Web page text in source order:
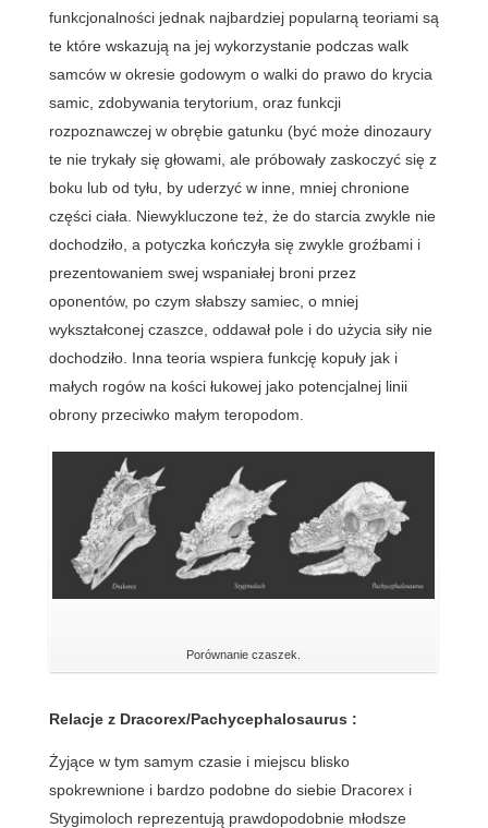
funkcjonalności jednak najbardziej popularną teoriami są
te które wskazują na jej wykorzystanie podczas walk
samców w okresie godowym o walki do prawo do krycia
samic, zdobywania terytorium, oraz funkcji
rozpoznawczej w obrębie gatunku (być może dinozaury
te nie trykały się głowami, ale próbowały zaskoczyć się z
boku lub od tyłu, by uderzyć w inne, mniej chronione
części ciała. Niewykluczone też, że do starcia zwykle nie
dochodziło, a potyczka kończyła się zwykle groźbami i
prezentowaniem swej wspaniałej broni przez
oponentów, po czym słabszy samiec, o mniej
wykształconej czaszce, oddawał pole i do użycia siły nie
dochodziło. Inna teoria wspiera funkcję kopuły jak i
małych rogów na kości łukowej jako potencjalnej linii
obrony przeciwko małym teropodom.
Porównanie czaszek.
Relacje z Dracorex/Pachycephalosaurus :
Żyjące w tym samym czasie i miejscu blisko
spokrewnione i bardzo podobne do siebie Dracorex i
Stygimoloch reprezentują prawdopodobnie młodsze